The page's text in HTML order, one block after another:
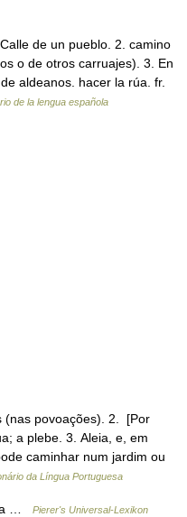
de un pueblo. 2. camino
o de otros carruajes). 3. En
aldeanos. hacer la rúa. fr.
de la lengua española
povoações). 2. [Por
a plebe. 3. Aleia, e, em
caminhar num jardim ou
da Língua Portuguesa
… Pierer's Universal-Lexikon